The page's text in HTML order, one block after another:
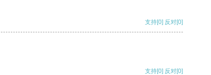
支持[0] 反对[0]
支持[0] 反对[0]